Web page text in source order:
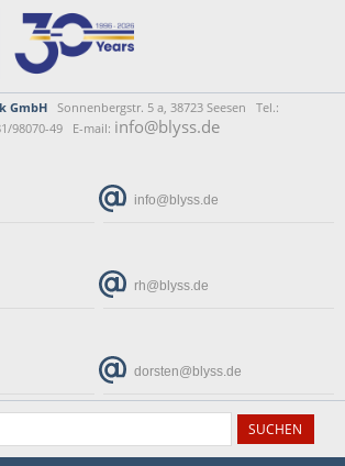
GmbH Sonnenbergstr. 5 a, 38723 Seesen Tel.:
98070-49 E-mail: info@blyss.de
info@blyss.de
rh@blyss.de
dorsten@blyss.de